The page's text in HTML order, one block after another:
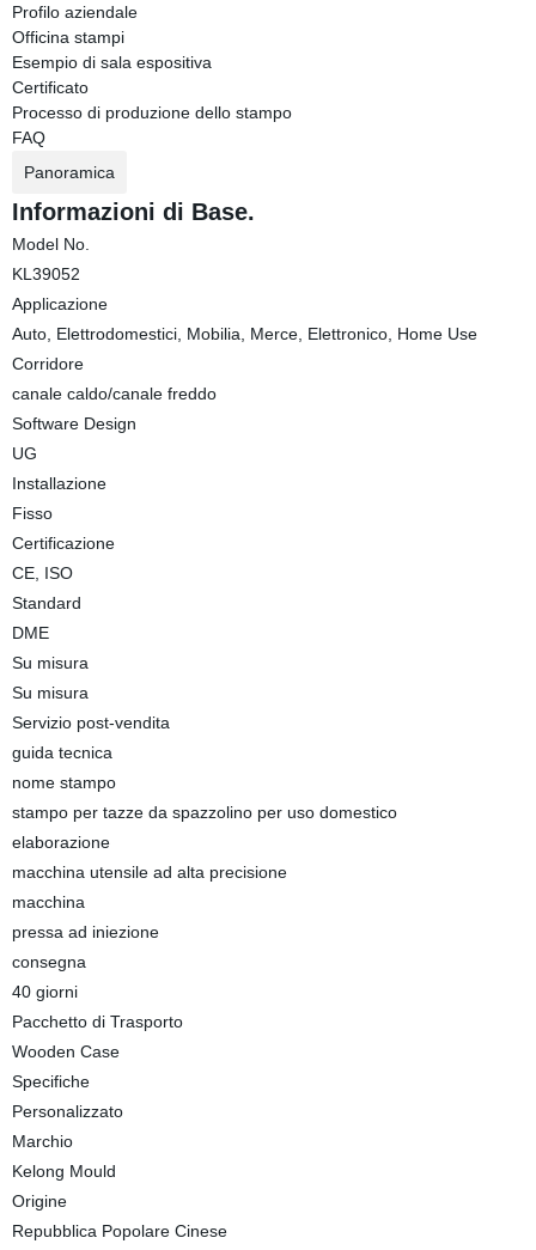
Profilo aziendale
Officina stampi
Esempio di sala espositiva
Certificato
Processo di produzione dello stampo
FAQ
Panoramica
Informazioni di Base.
Model No.
KL39052
Applicazione
Auto, Elettrodomestici, Mobilia, Merce, Elettronico, Home Use
Corridore
canale caldo/canale freddo
Software Design
UG
Installazione
Fisso
Certificazione
CE, ISO
Standard
DME
Su misura
Su misura
Servizio post-vendita
guida tecnica
nome stampo
stampo per tazze da spazzolino per uso domestico
elaborazione
macchina utensile ad alta precisione
macchina
pressa ad iniezione
consegna
40 giorni
Pacchetto di Trasporto
Wooden Case
Specifiche
Personalizzato
Marchio
Kelong Mould
Origine
Repubblica Popolare Cinese